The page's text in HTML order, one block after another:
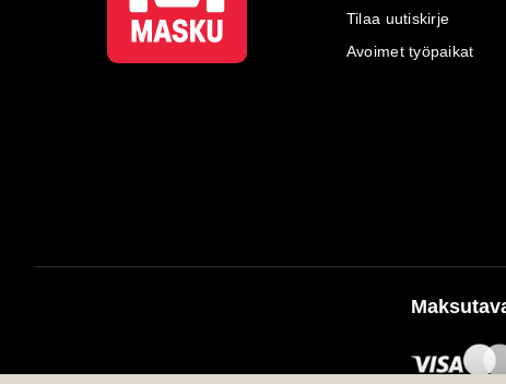
Tilaa uutiskirje
Avoimet työpaikat